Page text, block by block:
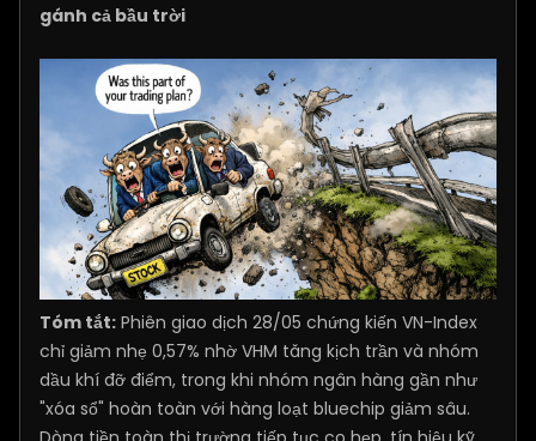
gánh cả bầu trời
Tóm tắt: Phiên giao dịch 28/05 chứng kiến VN-Index
chỉ giảm nhẹ 0,57% nhờ VHM tăng kịch trần và nhóm
dầu khí đỡ điểm, trong khi nhóm ngân hàng gần như
"xóa sổ" hoàn toàn với hàng loạt bluechip giảm sâu.